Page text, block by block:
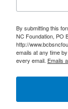
By submitting this
NC Foundation, PO
http://
emails at any time
every email. Emails